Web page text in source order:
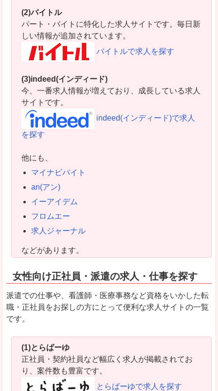
(2)バイトル
パート・バイトに特化した求人サイトです。毎日新
しい情報が追加されています。
バイトルで求人を探す
(3)indeed(インディード)
今、一番求人情報が増えており、成長している求人
サイトです。
indeed(インディード)で求人
を探す
他にも、
マイナビバイト
an(アン)
イーアイデム
フロムエー
求人ジャーナル
などがあります。
女性向け正社員・派遣の求人・仕事を探す
派遣での仕事や、看護師・医療事務など資格をいかした転
職・正社員をお探しの方にとって便利な求人サイトの一覧
です。
(1)とらばーゆ
正社員・契約社員など幅広く求人が掲載されてお
り、案件数も豊富です。
とらばーゆで求人を探す